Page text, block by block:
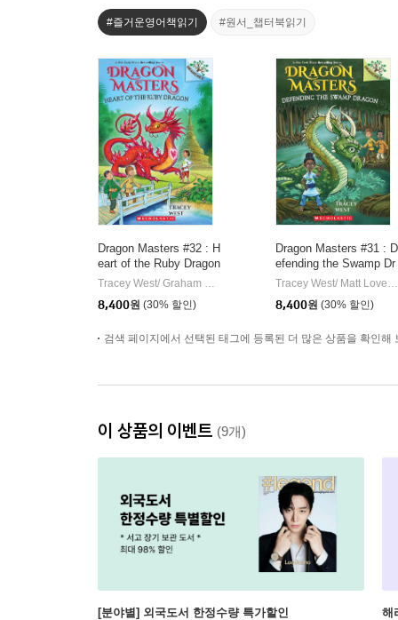
#즐거운영어책읽기 #원서_챕터북읽기
Dragon Masters #32 : H
eart of the Ruby Dragon
(A Branches Book)
Tracey West/ Graham Howells (ILT)
Scholastic Inc
8,400원 (30% 할인)
Dragon Masters #31 : D
efending the Swamp Dr
agon (A Branches BooTracey West/ Matt Loveridge (ILT)
8,400원 (30% 할인)
검색 페이지에서 선택된 태그에 등록된 더 많은 상품을 확인해
이 상품의 이벤트 (9개)
[분야별] 외국도서 한정수량 특가할인 해